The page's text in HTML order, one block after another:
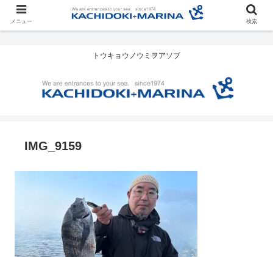
トウキョウノウミヲアソブ
IMG_9159
メニュー 検索